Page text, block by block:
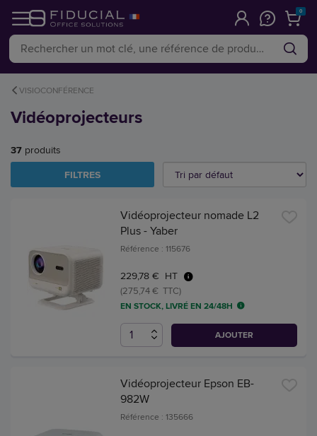
0
VISIOCONFÉRENCE
Vidéoprojecteurs
37 produits
FILTRES
Vidéoprojecteur nomade L2
Plus - Yaber
Référence : 115676
229,78 € HT
(275,74 € TTC)
EN STOCK, LIVRÉ EN 24/48H
AJOUTER
Vidéoprojecteur Epson EB-
982W
Référence : 135666